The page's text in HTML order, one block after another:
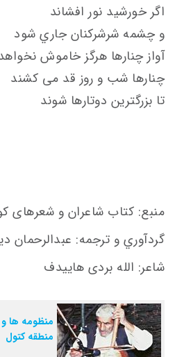
اگر خورشيد نور افشاند
و چشمه شرشركنان جاري شود
آواز چنارها هرگز خاموش
چنارها شب و روز قد می كشند
تا بزرگترين دوتارها شوند
منبع: كتاب شاعران و شعرهای
گردآوري و ترجمه: عبدالرحمان
شاعر: الله بردی هاييدف
منظومه ها
منطقه کتول